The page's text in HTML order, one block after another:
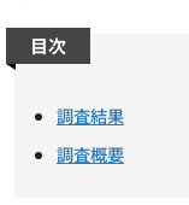
目次
調査結果
調査概要